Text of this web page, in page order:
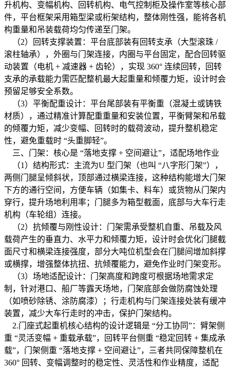
升机构、变幅机构、回转机构、电气控制柜及操作室等核心部
件，平台框架采用箱型梁或桁架结构，整体刚性强，能将各机
构重量和吊装载荷均匀传递至门架。
（2）回转支撑装置：平台底部装有回转支承（大型滚珠 /
滚柱轴承），外圈与门架连接，内圈与平台固定，配合回转驱
动装置（电机 + 减速器 + 齿轮），实现 360° 连续回转，回转
支承的承载能力需匹配整机最大起重量和倾覆力矩，设计时会
预留足够安全系数。
（3）平衡配重设计：平台尾部装有平衡重（混凝土或铸铁
材质），通过精准计算配重重量和安装位置，平衡臂架和吊载
的倾覆力矩，减少变幅、回转时的载荷波动，提升整机稳定
性，避免重载时 “头重脚轻”。
三、门架：核心是 “落地支撑 + 空间避让”，适配场地作业
（1）结构形式：主流为U 型门架（也叫 “八字形门架”），
两侧门腿呈倾斜状，顶部通过横梁连接，这种结构能增大门架
下方的通行空间，方便车辆（如集卡、料车）或货物从门架内
穿行，提升场地利用率；门腿多为箱型截面，底部与大车行走
机构（车轮组）连接。
（2）抗倾覆与刚性设计：门架需承受整机自重、吊载及风
载荷产生的垂直力、水平力和倾覆力矩，设计时会优化门腿截
面尺寸和横梁连接强度，部分大吨位机型会在门腿间增加斜撑
或横撑，增强整体抗扭、抗倾覆能力，避免作业时门架变形。
（3）场地适配设计：门架高度和跨度可根据场地需求定
制，针对港口、船厂等露天场地，门架底部会做防腐蚀处理
（如喷砂除锈、涂防腐漆）；行走机构与门架连接处装有缓冲
装置，减少大车行走时的冲击，保护门架结构。
2.门座式起重机核心结构的设计逻辑是 “分工协同”：臂架侧
重 “灵活变幅 + 重载承载”，回转平台侧重 “稳定回转 + 集成承
载”，门架侧重 “落地支撑 + 空间避让”，三者共同保障整机在
360° 回转、变幅调整时的稳定性、灵活性和作业精度，适配